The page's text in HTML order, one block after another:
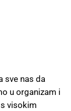
sve nas da
u organizam i
visokim